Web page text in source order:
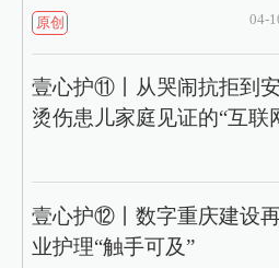
原创 04-
壹心护⑪丨从哭闹抗拒到
烫伤患儿家庭见证的“互联
壹心护⑫丨数字重庆建设
业护理“触手可及”